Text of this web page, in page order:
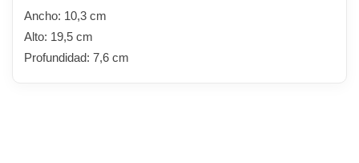
Ancho: 10,3 cm
Alto: 19,5 cm
Profundidad: 7,6 cm